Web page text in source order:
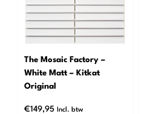
The Mosaic Factory –
White Matt – Kitkat
Original
€149,95 Incl. btw